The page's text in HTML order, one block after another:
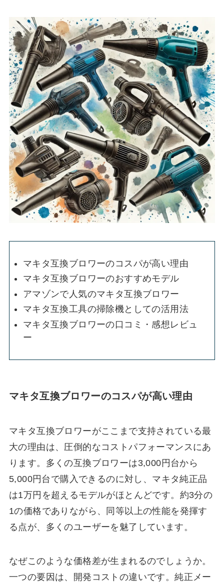
マキタ互換ブロワーのコスパが高い理由
マキタ互換ブロワーのおすすめモデル
アマゾンで人気のマキタ互換ブロワー
マキタ互換工具の掃除機としての活用法
マキタ互換ブロワーの口コミ・感想レビュ
ー
マキタ互換ブロワーのコスパが高い理由
マキタ互換ブロワーがここまで支持されている最
大の理由は、圧倒的なコストパフォーマンスにあ
ります。多くの互換ブロワーは3,000円台から
5,000円台で購入できるのに対し、マキタ純正品
は1万円を超えるモデルがほとんどです。約3分の
1の価格でありながら、同等以上の性能を発揮す
る点が、多くのユーザーを魅了しています。
なぜこのような価格差が生まれるのでしょうか。
一つの要因は、開発コストの違いです。純正メー